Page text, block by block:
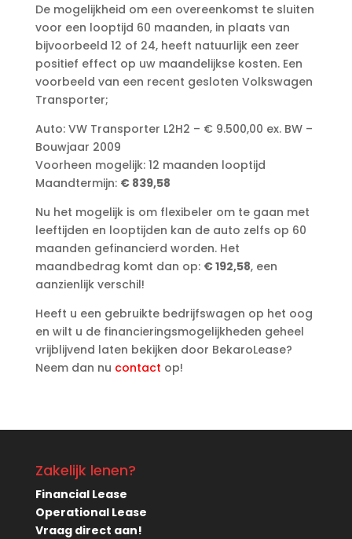
De mogelijkheid om een overeenkomst te sluiten
voor een looptijd 60 maanden, in plaats van
bijvoorbeeld 12 of 24, heeft natuurlijk een zeer
positief effect op uw maandelijkse kosten. Een
voorbeeld van een recent gesloten Volkswagen
Transporter;
Auto: VW Transporter L2H2 – € 9.500,00 ex. BW –
Bouwjaar 2009
Voorheen mogelijk: 12 maanden looptijd
Maandtermijn: € 839,58
Nu het mogelijk is om flexibeler om te gaan met
leeftijden en looptijden kan de auto zelfs op 60
maanden gefinancierd worden. Het
maandbedrag komt dan op: € 192,58, een
aanzienlijk verschil!
Heeft u een gebruikte bedrijfswagen op het oog
en wilt u de financieringsmogelijkheden geheel
vrijblijvend laten bekijken door BekaroLease?
Neem dan nu contact op!
Zakelijk lenen?
Financial Lease
Operational Lease
Vraag direct aan!